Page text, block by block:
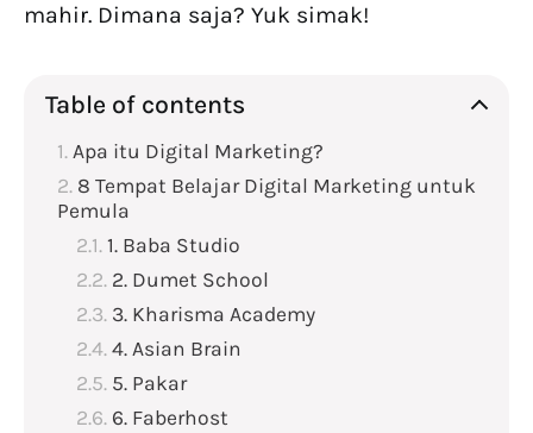
mahir. Dimana saja? Yuk simak!
Table of contents
Apa itu Digital Marketing?
8 Tempat Belajar Digital Marketing untuk
Pemula
1. Baba Studio
2. Dumet School
3. Kharisma Academy
4. Asian Brain
5. Pakar
6. Faberhost